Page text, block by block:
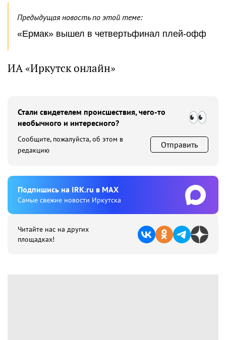
Предыдущая новость по этой теме:
«Ермак» вышел в четвертьфинал плей-офф
ИА «Иркутск онлайн»
Стали свидетелем происшествия, чего-то
необычного и интересного?
Сообщите, пожалуйста, об этом в
редакцию
Отправить
Подпишиcь на IRK.ru в MAX
Cамые свежие новости Иркутска
Читайте нас на других
площадках!